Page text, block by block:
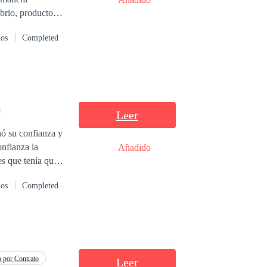
Completed
su confianza y
mal, con la
Completed
Leer
Añadido
por Contrato
Leer